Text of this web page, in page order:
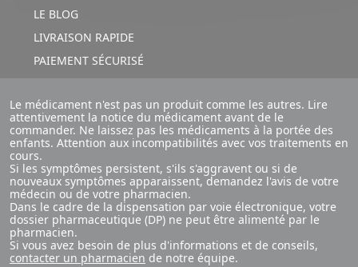
LE BLOG
LIVRAISON RAPIDE
PAIEMENT SÉCURISÉ
Le médicament n'est pas un produit comme les autres. Lire
attentivement la notice du médicament avant de le
commander. Ne laissez pas les médicaments à la portée des
enfants. Attention aux incompatibilités avec vos traitements en
cours.
Si les symptômes persistent, s'ils s'aggravent ou si de
nouveaux symptômes apparaissent, demandez l'avis de votre
médecin ou de votre pharmacien.
Dans le cadre de la dispensation par voie électronique, votre
dossier pharmaceutique (DP) ne peut être alimenté par le
pharmacien.
Si vous avez besoin de plus d'informations et de conseils,
contacter un pharmacien de notre équipe.